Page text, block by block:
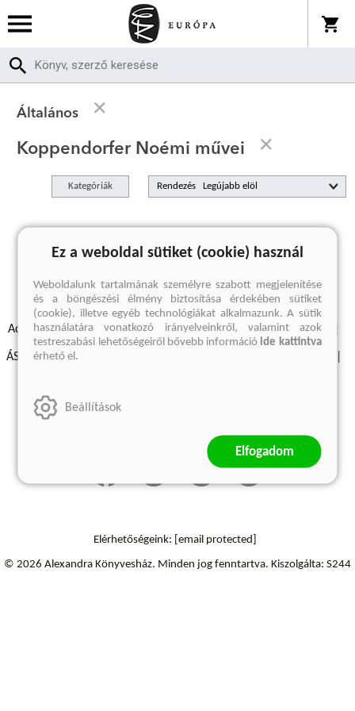
Általános
Koppendorfer Noémi művei
Kategóriák Rendezés
A keresett kifejezésre nincs találat
Adatvédelmi szabályzatok Elállási felmondási nyilatkozat
ÁSZF - Vásárlási feltételek
Szállítási információk
Elérhetőségeink: [email protected]
© 2026 Alexandra Könyvesház. Minden jog fenntartva. Kiszolgálta: S244
Ez a weboldal sütiket (cookie) használ
Weboldalunk tartalmának személyre szabott megjelenítése
és a böngészési élmény biztosítása érdekében sütiket
(cookie), illetve egyéb technológiákat alkalmazunk. A sütik
használatára vonatkozó irányelveinkről, valamint azok
testreszabási lehetőségeiről bővebb információide kattintva
érhető el.
Beállítások
Elfogadom